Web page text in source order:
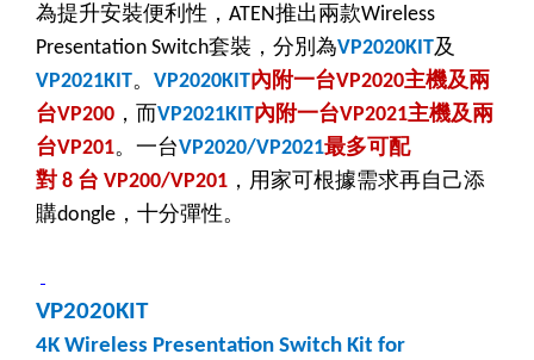
為提升安裝便利性， ATEN推出兩款Wireless
Presentation Switch套裝，分別為VP2020KIT及
VP2021KIT。 VP2020KIT內附一台VP2020主機及兩
台VP200 ，而VP2021KIT內附一台VP2021主機及兩
台VP201。一台VP2020/VP2021最多可配
對 8 台 VP200/VP201 ，用家可根據需求再自己添
購dongle ，十分彈性。
VP2020KIT
4K Wireless Presentation Switch Kit for